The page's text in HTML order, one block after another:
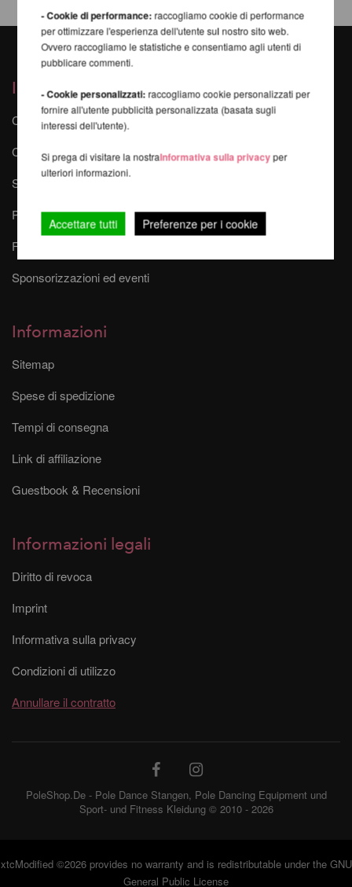
I nostri servizi
Contatti
Corsi online di Poledance
Sicurezza durante la Pole Dance
Pole-Finder
FAQ - Domande frequenti
Sponsorizzazioni ed eventi
Informazioni
Sitemap
Spese di spedizione
Tempi di consegna
Link di affiliazione
Guestbook & Recensioni
Informazioni legali
Diritto di revoca
Imprint
Informativa sulla privacy
Condizioni di utilizzo
Annullare il contratto
PoleShop.De - Pole Dance Stangen, Pole Dancing Equipment und
Sport- und Fitness Kleidung © 2010 - 2026
xtcModified©2026 provides no warranty and is redistributable under the GNU
General Public License
- Cookie di performance: raccogliamo cookie di performance
per ottimizzare l'esperienza dell'utente sul nostro sito web.
Ovvero raccogliamo le statistiche e consentiamo agli utenti di
pubblicare commenti.
- Cookie personalizzati: raccogliamo cookie personalizzati per
fornire all'utente pubblicità personalizzata (basata sugli
interessi dell'utente).
Si prega di visitare la nostraInformativa sulla privacyper
ulteriori informazioni.
Accettare tutti Preferenze per i cookie